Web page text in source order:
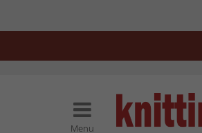
Menu